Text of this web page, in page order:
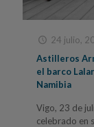
24 julio,
Astilleros
el barco
Namibia
Vigo, 23 de
celebrado en